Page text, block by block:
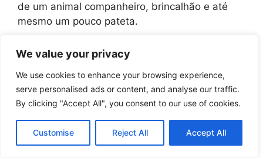
We value your privacy
We use cookies to enhance your browsing experience,
serve personalised ads or content, and analyse our traffic.
By clicking "Accept All", you consent to our use of cookies.
Customise Reject All Accept All
de um animal companheiro, brincalhão e até
mesmo um pouco pateta.
Lutas entre animais são proibidas no Brasil.
fazer destacar as características violentas dos
pitbulls. Bem adestrados, no entanto, eles se
tornam ajustados, equilibrados, parceiros e
extremamente amorosos.